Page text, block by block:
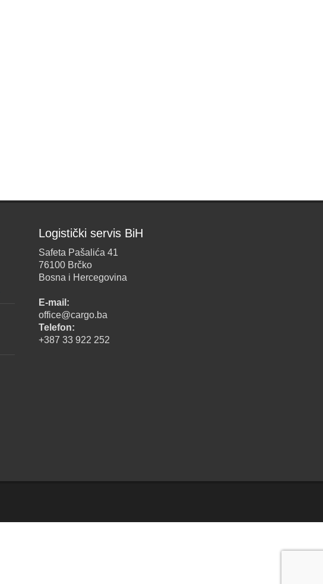
Logistički servis BiH
Safeta Pašalića 41
76100 Brčko
Bosna i Hercegovina
E-mail:
office@cargo.ba
Telefon:
+387 33 922 252